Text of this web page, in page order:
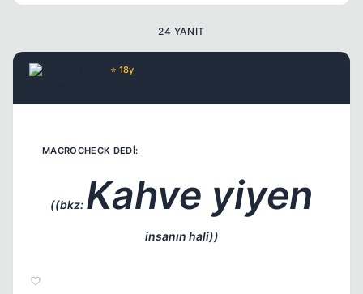
24 YANIT
⭐ 18y
((bkz: Kahve yiyen
insanın hali))